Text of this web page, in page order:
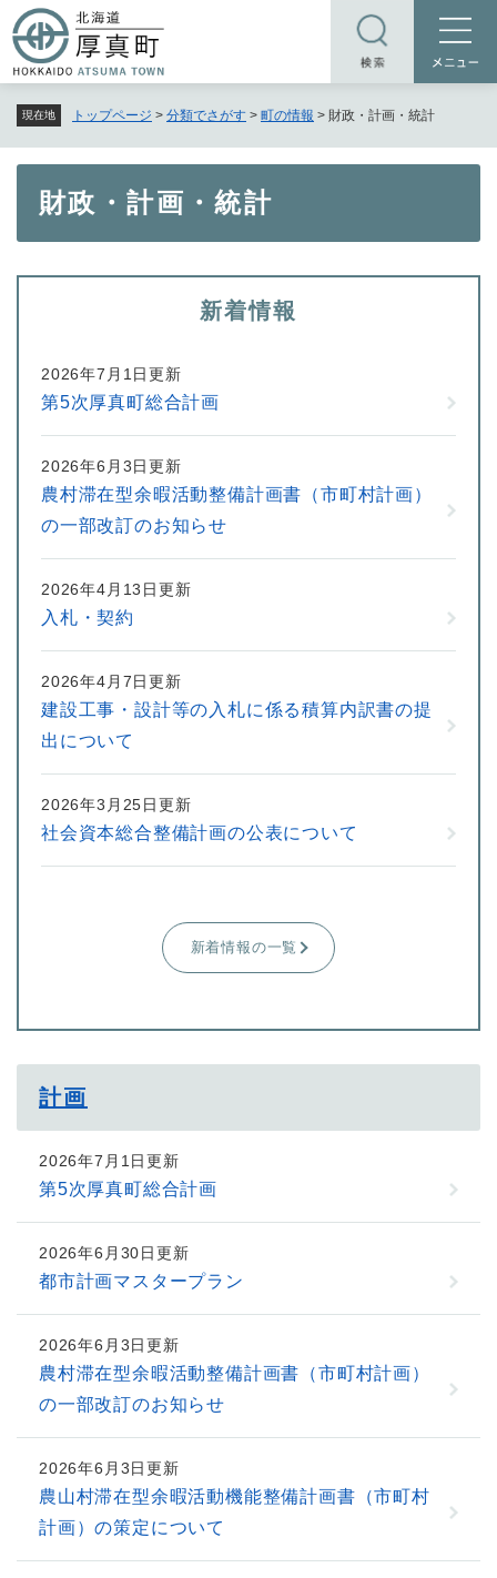
ー
ジ
頭
で
現在地 トップページ > 分類でさがす > 町の情報 > 財政・計画・統計
財政・計画・統計
新着情報
2026年7月1日更新
第5次厚真町総合計画
2026年6月3日更新
農村滞在型余暇活動整備計画書（市町村計画）
の一部改訂のお知らせ
2026年4月13日更新
入札・契約
2026年4月7日更新
建設工事・設計等の入札に係る積算内訳書の提
出について
2026年3月25日更新
社会資本総合整備計画の公表について
新着情報の一覧
計画
2026年7月1日更新
第5次厚真町総合計画
2026年6月30日更新
都市計画マスタープラン
2026年6月3日更新
農村滞在型余暇活動整備計画書（市町村計画）
の一部改訂のお知らせ
2026年6月3日更新
農山村滞在型余暇活動機能整備計画書（市町村
計画）の策定について